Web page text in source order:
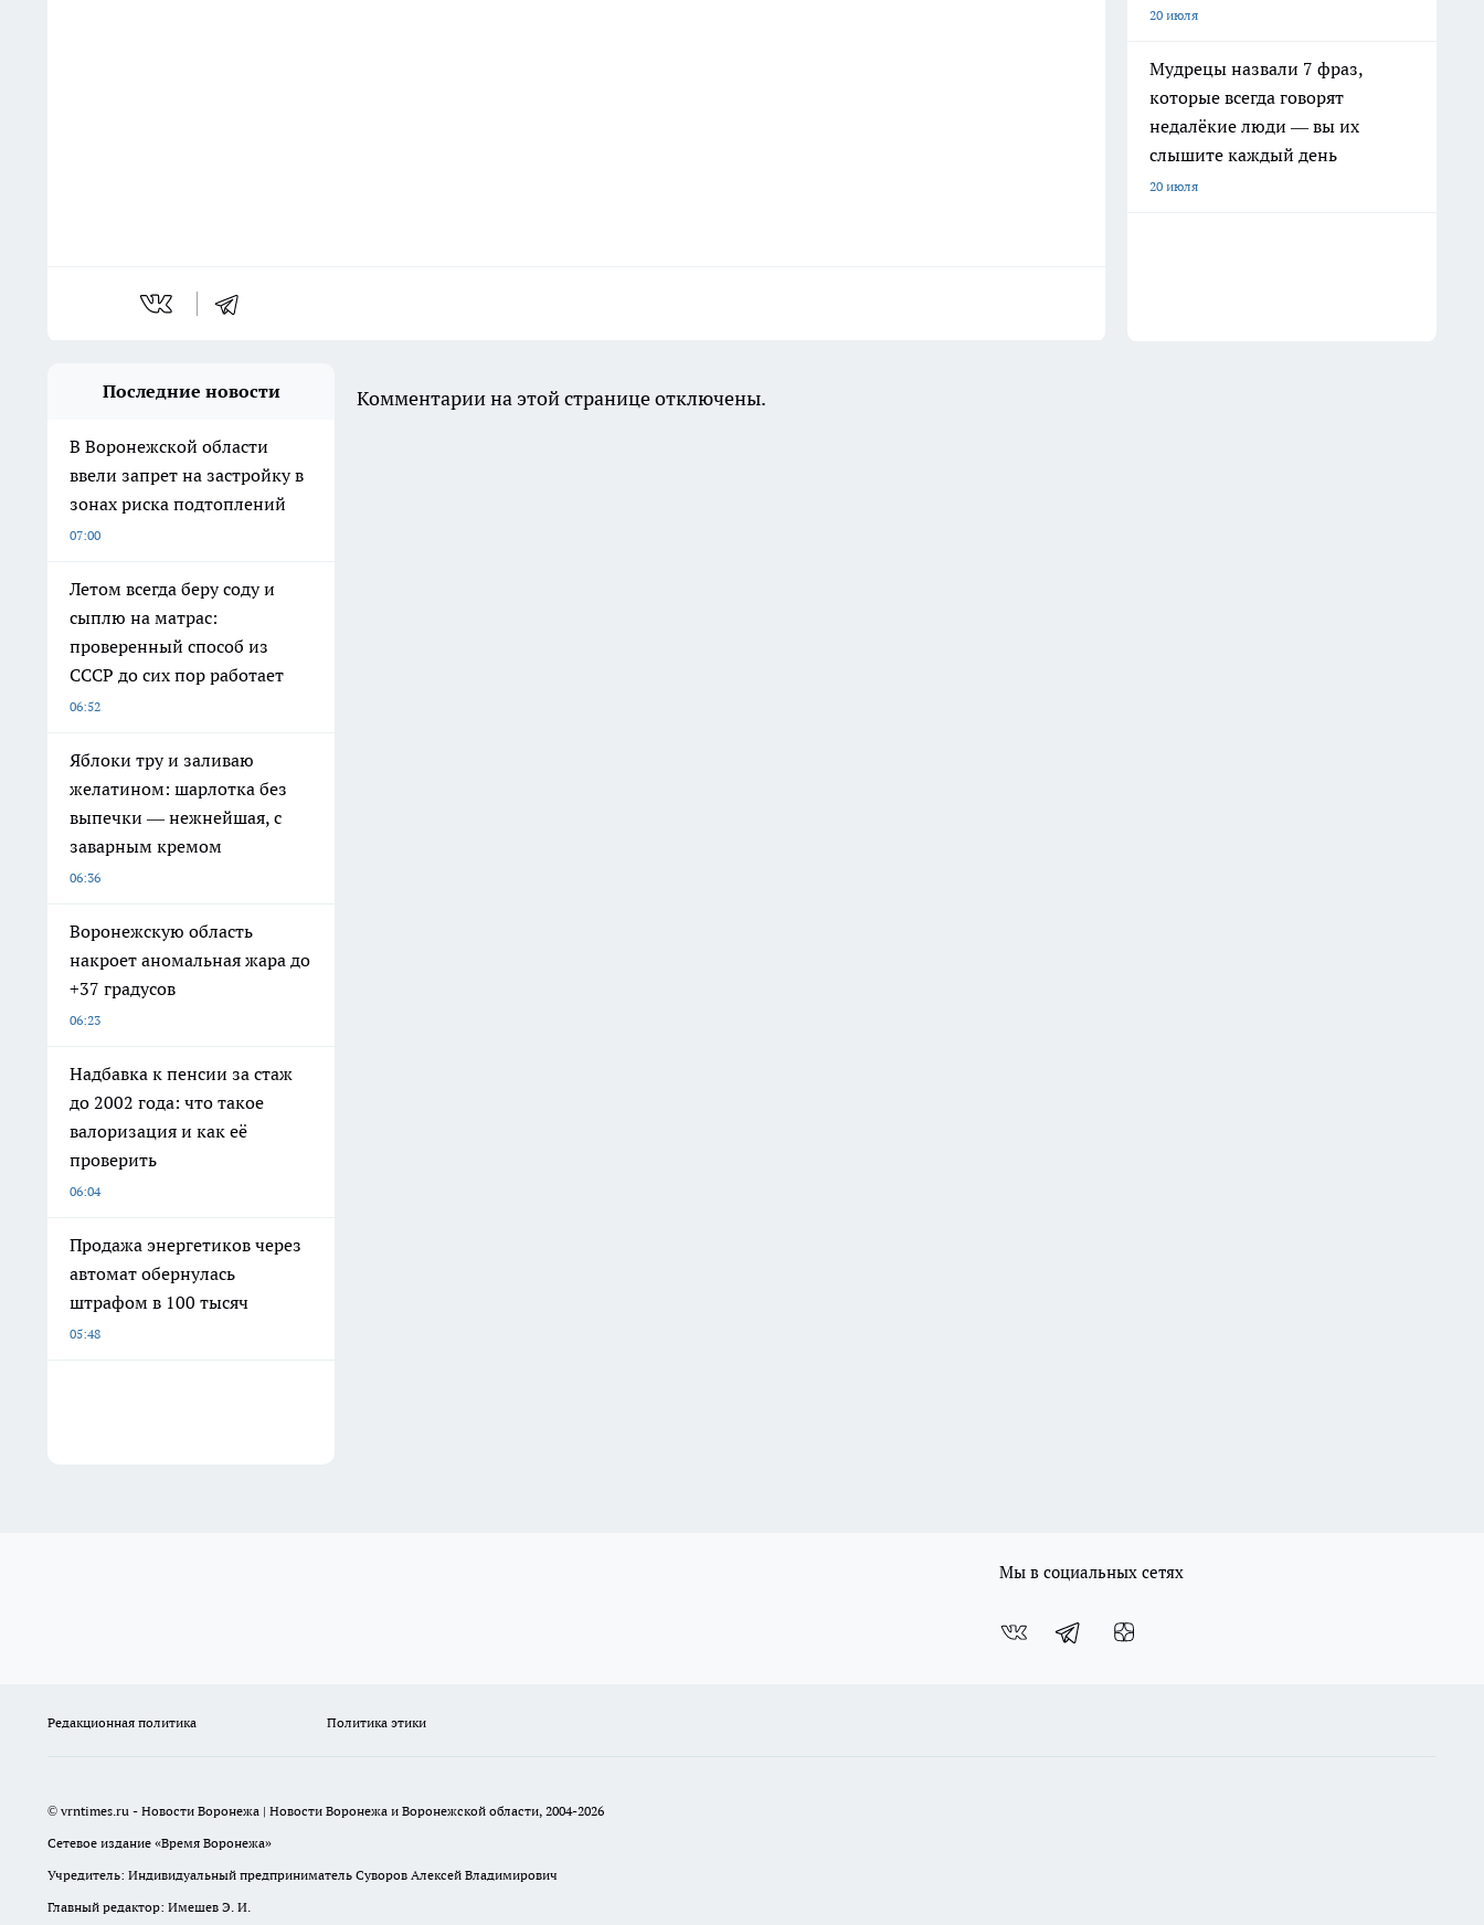
20 июля
Мудрецы назвали 7 фраз,
которые всегда говорят
недалёкие люди — вы их
слышите каждый день
20 июля
Последние новости
В Воронежской области
ввели запрет на застройку в
зонах риска подтоплений
07:00
Летом всегда беру соду и
сыплю на матрас:
проверенный способ из
СССР до сих пор работает
06:52
Яблоки тру и заливаю
желатином: шарлотка без
выпечки — нежнейшая, с
заварным кремом
06:36
Воронежскую область
накроет аномальная жара до
+37 градусов
06:23
Надбавка к пенсии за стаж
до 2002 года: что такое
валоризация и как её
проверить
06:04
Продажа энергетиков через
автомат обернулась
штрафом в 100 тысяч
05:48
Комментарии на этой странице отключены.
Мы в социальных сетях
Редакционная политика Политика этики
© vrntimes.ru - Новости Воронежа | Новости Воронежа и Воронежской области, 2004-2026
Сетевое издание «Время Воронежа»
Учредитель: Индивидуальный предприниматель Суворов Алексей Владимирович
Главный редактор: Имешев Э. И.